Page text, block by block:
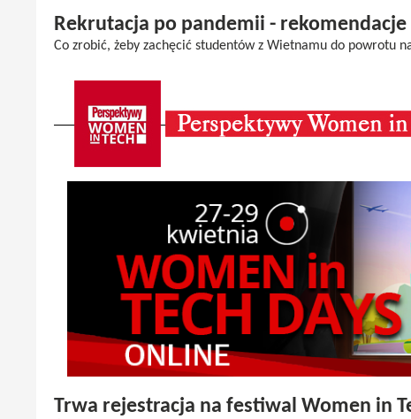
Rekrutacja po pandemii -
Co zrobić, żeby zachęcić studentów z Wietnamu do powrotu
Trwa rejestracja na festiwal Women in